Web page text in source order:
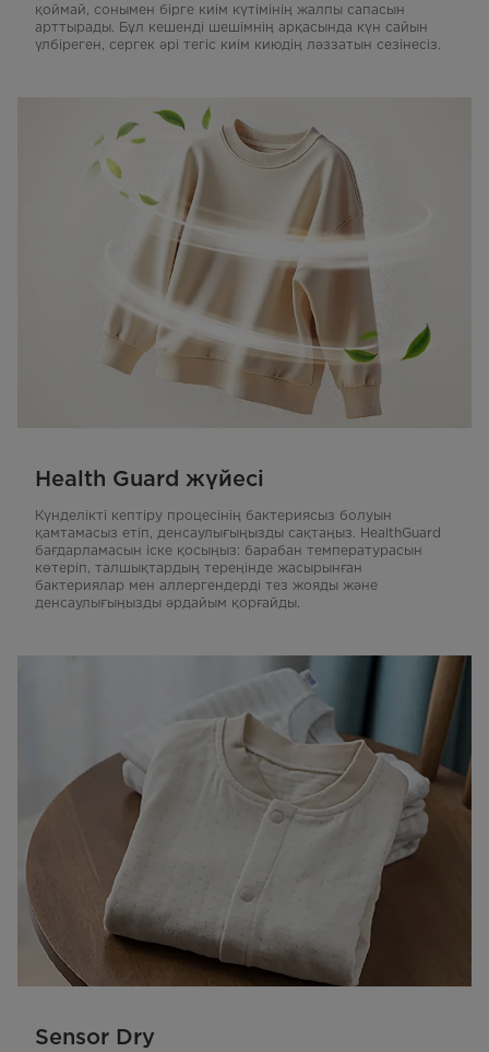
қоймай, сонымен бірге киім күтімінің жалпы сапасын
арттырады. Бұл кешенді шешімнің арқасында күн сайын
үлбіреген, сергек әрі тегіс киім киюдің ләззатын сезінесіз.
Health Guard жүйесі
Күнделікті кептіру процесінің бактериясыз болуын
қамтамасыз етіп, денсаулығыңызды сақтаңыз. HealthGuard
бағдарламасын іске қосыңыз: барабан температурасын
көтеріп, талшықтардың тереңінде жасырынған
бактериялар мен аллергендерді тез жояды және
денсаулығыңызды әрдайым қорғайды.
Sensor Dry